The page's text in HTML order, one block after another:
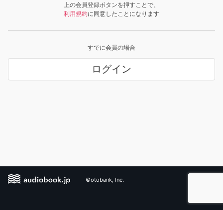
上の会員登録ボタンを押すことで、
利用規約に同意したことになります
すでに会員の場合
ログイン
©otobank, Inc.